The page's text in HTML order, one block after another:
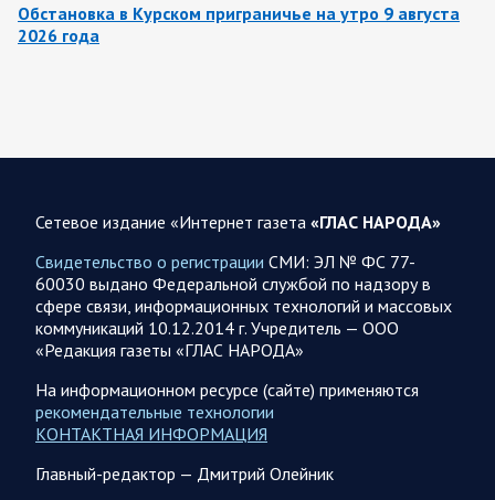
Обстановка в Курском приграничье на утро 9 августа
2026 года
08.08.2026 20:10
Украина
Олег Царев об Украине 8 августа
Зеленский совершает первый за время пребывания у власти
страны Вучич воздержался от прямых…
08.08.2026 12:35
Спецоперация
Сетевое издание «Интернет газета «ГЛАС НАРОДА»
Свидетельство о регистрации СМИ: ЭЛ № ФС 77-
60030 выдано Федеральной службой по надзору в
сфере связи, информационных технологий и массовых
коммуникаций 10.12.2014 г. Учредитель — ООО
«Редакция газеты «ГЛАС НАРОДА»
На информационном ресурсе (сайте) применяются
рекомендательные технологии
КОНТАКТНАЯ ИНФОРМАЦИЯ
Главный-редактор — Дмитрий Олейник